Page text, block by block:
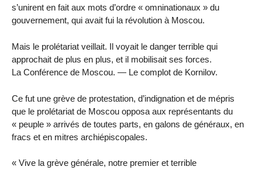
s’unirent en fait aux mots d’ordre « omninationaux » du
gouvernement, qui avait fui la révolution à Moscou.
Mais le prolétariat veillait. Il voyait le danger terrible qui
approchait de plus en plus, et il mobilisait ses forces.
La Conférence de Moscou. — Le complot de Kornilov.
Ce fut une grève de protestation, d’indignation et de mépris
que le prolétariat de Moscou opposa aux représentants du
« peuple » arrivés de toutes parts, en galons de généraux, en
fracs et en mitres archiépiscopales.
« Vive la grève générale, notre premier et terrible